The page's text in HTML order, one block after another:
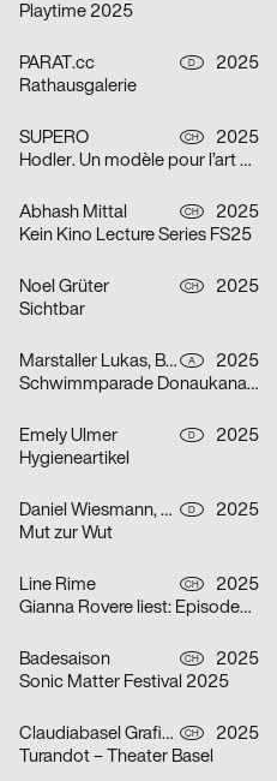
Playtime 2025
PARAT.cc D
2025
Rathausgalerie
SUPERO CH
2025
Hodler. Un modèle pour l’art suisse
Abhash Mittal CH
2025
Kein Kino Lecture Series FS25
Noel Grüter CH
2025
Sichtbar
Marstaller Lukas, Béla Meiers A
2025
Schwimmparade Donaukanal 2025
Emely Ulmer D
2025
Hygieneartikel
Daniel Wiesmann, Radziejewski Robert D
2025
Mut zur Wut
Line Rime CH
2025
Gianna Rovere liest: Episoden von Alltagselefanten
Badesaison CH
2025
Sonic Matter Festival 2025
Claudiabasel Grafik + Interaktion CH
2025
Turandot – Theater Basel